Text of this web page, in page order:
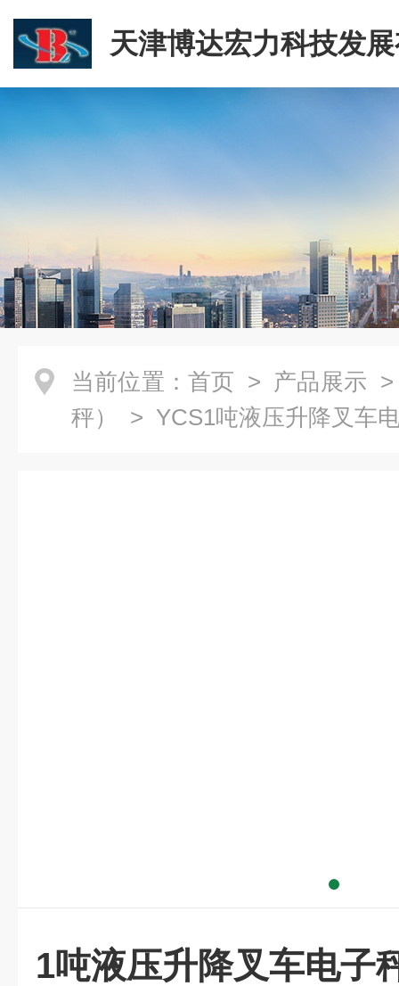
天津博达宏力科技发
司
当前位置： 首页 > 产品展示
秤）
> YCS1吨液压升降叉车
1吨液压升降叉车电子